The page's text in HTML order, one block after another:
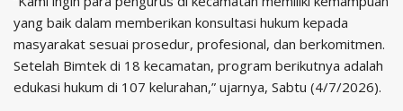
yang baik dalam memberikan konsultasi hukum kepada
masyarakat sesuai prosedur, profesional, dan berkomitmen.
Setelah Bimtek di 18 kecamatan, program berikutnya adalah
edukasi hukum di 107 kelurahan,” ujarnya, Sabtu (4/7/2026).